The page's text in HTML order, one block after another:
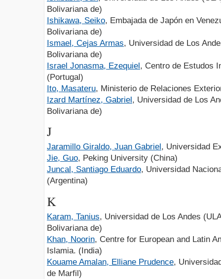
Bolivariana de)
Ishikawa, Seiko, Embajada de Japón en
Bolivariana de)
Ismael, Cejas Armas, Universidad de Los
Bolivariana de)
Israel Jonasma, Ezequiel , Centro de Estudos
(Portugal)
Ito, Masateru, Ministerio de Relaciones
Izard Martínez, Gabriel , Universidad de Los
Bolivariana de)
J
Jaramillo Giraldo, Juan Gabriel , Universidad
Jie, Guo, Peking University (China)
Juncal, Santiago Eduardo, Universidad
(Argentina)
K
Karam, Tanius, Universidad de Los Andes
Bolivariana de)
Khan, Noorin, Centre for European and Latin
Islamia. (India)
Kouame Amalan, Elliane Prudence,
de Marfil)